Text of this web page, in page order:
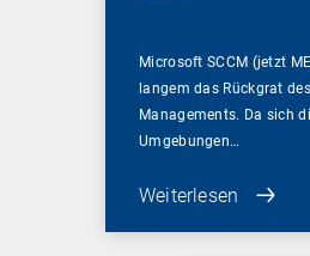
Microsoft SCCM (jetzt
langem das Rückgrat
Managements. Da sich
Umgebungen…
Weiterlesen